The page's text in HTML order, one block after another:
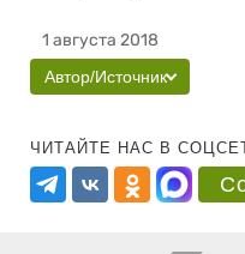
1 августа 2018
Автор/Источник
ЧИТАЙТЕ НАС В